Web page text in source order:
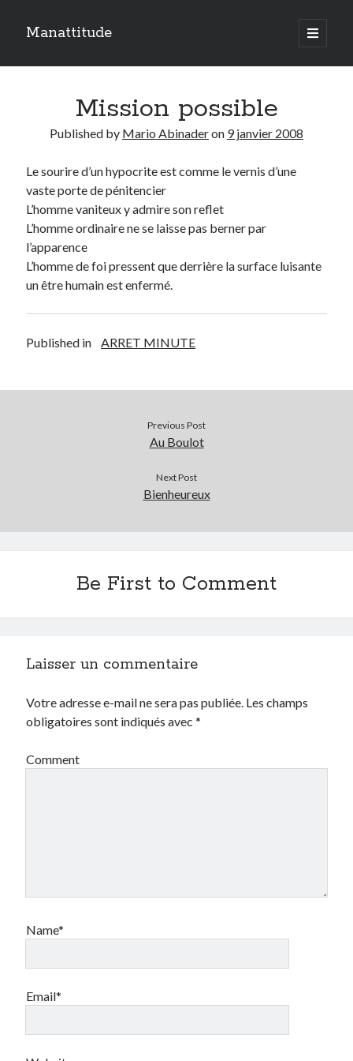
Manattitude
open
primary
Sidebar
C’est qui moi ?
Le réveil de l’ange…
TOUTES LES PUBLICATIONS
TOUTES
LES
PUBLICATIONS
Search
Mission possible
Published by Mario Abinaderon 9 janvier 2008
Le sourire d’un hypocrite est comme le vernis d’une
vaste porte de pénitencier
L’homme vaniteux y admire son reflet
L’homme ordinaire ne se laisse pas berner par
l’apparence
L’homme de foi pressent que derrière la surface luisante
unêtrehumain est enfermé.
Published in ARRET MINUTE
Previous Post
Au Boulot
Next Post
Bienheureux
Be First to Comment
Laisser un commentaire
Votre adresse e-mail ne sera pas publiée. Les champs
obligatoires sont indiqués avec*
Comment
Name*
Email*